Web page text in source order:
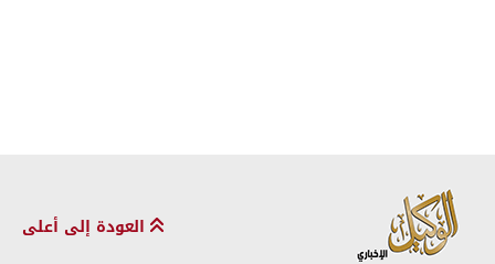
العودة إلى أعلى